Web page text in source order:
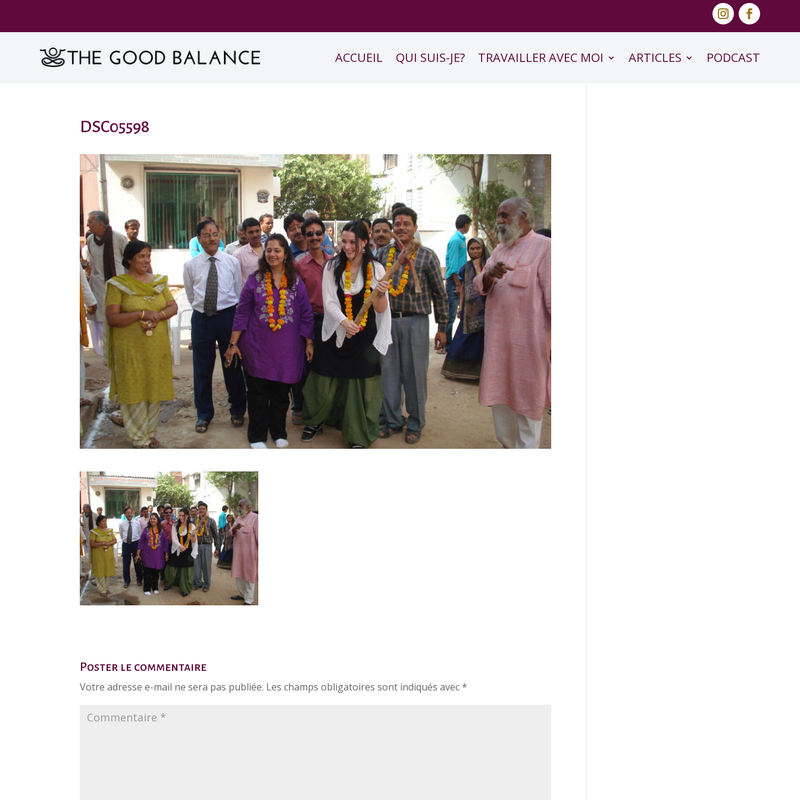
ACCUEIL QUI SUIS-JE? TRAVAILLER AVEC MOI ARTICLES PODCAST
DSC05598
Poster le commentaire
Votre adresse e-mail ne sera pas publiée. Les champs obligatoires sont indiqués avec*